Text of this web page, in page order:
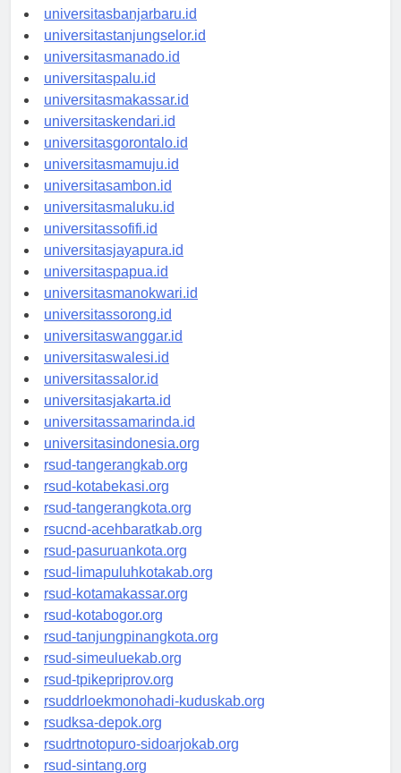
universitaspalangkaraya.id
universitasbanjarbaru.id
universitastanjungselor.id
universitasmanado.id
universitaspalu.id
universitasmakassar.id
universitaskendari.id
universitasgorontalo.id
universitasmamuju.id
universitasambon.id
universitasmaluku.id
universitassofifi.id
universitasjayapura.id
universitaspapua.id
universitasmanokwari.id
universitassorong.id
universitaswanggar.id
universitaswalesi.id
universitassalor.id
universitasjakarta.id
universitassamarinda.id
universitasindonesia.org
rsud-tangerangkab.org
rsud-kotabekasi.org
rsud-tangerangkota.org
rsucnd-acehbaratkab.org
rsud-pasuruankota.org
rsud-limapuluhkotakab.org
rsud-kotamakassar.org
rsud-kotabogor.org
rsud-tanjungpinangkota.org
rsud-simeuluekab.org
rsud-tpikepriprov.org
rsuddrloekmonohadi-kuduskab.org
rsudksa-depok.org
rsudrtnotopuro-sidoarjokab.org